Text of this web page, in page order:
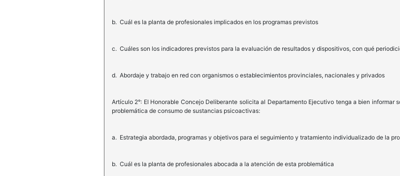
b. Cuál es la planta de profesionales implicados en los programas previstos
c. Cuáles son los indicadores previstos para la evaluación de resultados y dispositivos, con qué
d. Abordaje y trabajo en red con organismos o establecimientos provinciales, nacionales y privados
Artículo 2°: El Honorable Concejo Deliberante solicita al Departamento Ejecutivo tenga a bien informar
problemática de consumo de sustancias psicoactivas:
a. Estrategia abordada, programas y objetivos para el seguimiento y tratamiento individualizado de la
b. Cuál es la planta de profesionales abocada a la atención de esta problemática